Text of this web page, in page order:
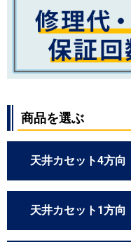
商品を選ぶ
天井カセット4方向
天井カセット1方向